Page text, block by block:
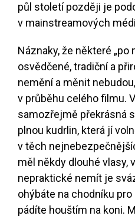
půl století později je
v mainstreamových
Náznaky, že některé
osvědčené, tradiční a
nemění a měnit
v průběhu celého filmu.
samozřejmě překrásná
plnou kudrlin, která jí
v těch
měl někdy dlouhé vlasy,
nepraktické nemít je
ohýbáte na chodníku
pádíte houštím na koni.